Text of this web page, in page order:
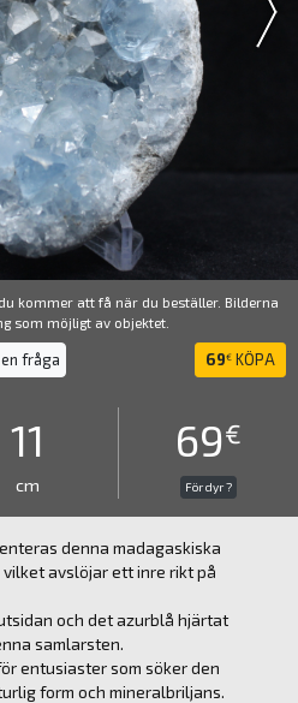
kommer att få när du beställer. Bilderna
som möjligt av objektet.
fråga 69€ KÖPA
11
cm
69€
För dyr ?
denna madagaskiska
avslöjar ett inre rikt på
och det azurblå hjärtat
samlarsten.
entusiaster som söker den
form och mineralbriljans.